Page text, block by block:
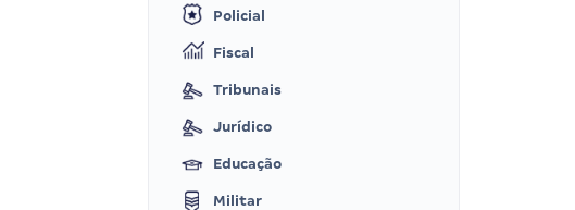
Policial
Fiscal
Tribunais
Jurídico
Educação
Militar